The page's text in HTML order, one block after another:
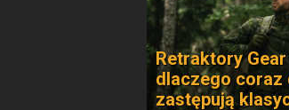
Retraktory
dlaczego coraz
zastępują